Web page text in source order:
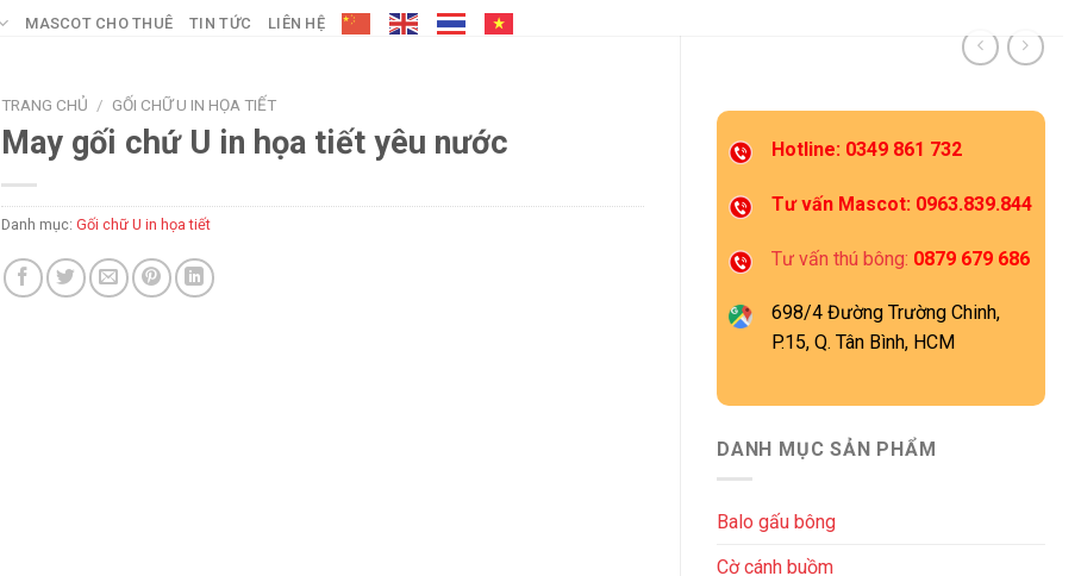
MASCOT CHO THUÊ TIN TỨC LIÊN HỆ
Hotline: 0349 861 732
Tư vấn Mascot: 0963.839.844
Tư vấn thú bông: 0879 679 686
698/4 Đường Trường Chinh,
P.15, Q. Tân Bình, HCM
DANH MỤC SẢN PHẨM
Balo gấu bông
Cờ cánh buồm
TRANG CHỦ / GỐI CHỮ U IN HỌA TIẾT
May gối chứ U in họa tiết yêu nước
Danh mục:Gối chữ U in họa tiết